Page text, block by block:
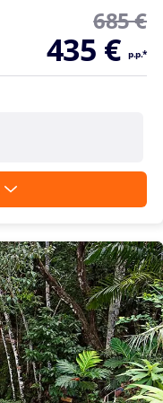
685 €
435 € p.p.*